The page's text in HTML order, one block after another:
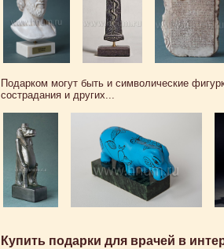
Подарком могут быть и символические
сострадания и других...
Купить подарки для врачей в